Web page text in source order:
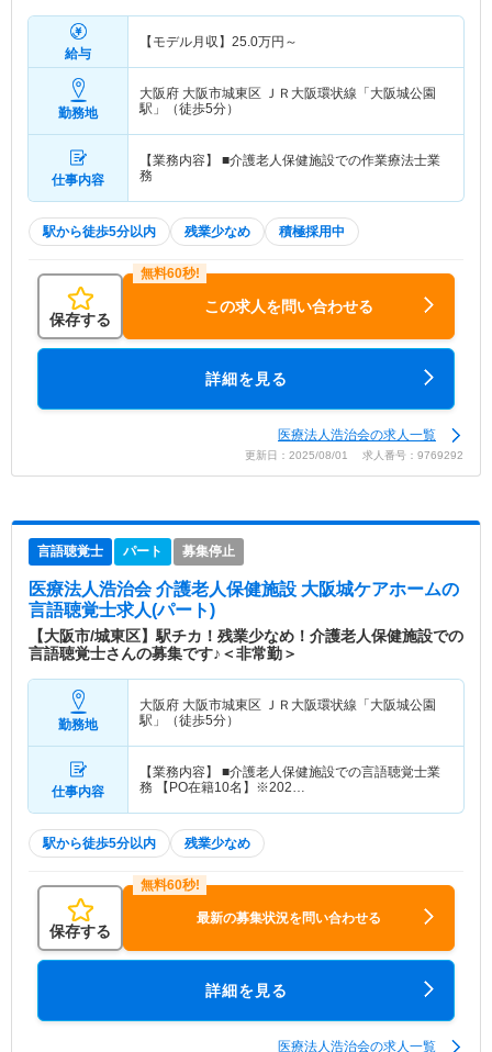
給与
【モデル月収】 25.0万円～
勤務地
大阪府 大阪市城東区
ＪＲ大阪環状線「大阪城公園
駅」（徒歩5分）
仕事内容
【業務内容】 ■介護老人保健施設での作業療法士業
務
駅から徒歩5分以内 残業少なめ 積極採用中
保存する
この求人を問い合わせる
詳細を見る
医療法人浩治会の求人一覧
更新日：2025/08/01 求人番号：9769292
言語聴覚士 パート 募集停止
医療法人浩治会 介護老人保健施設 大阪城ケアホームの
言語聴覚士求人(パート)
【大阪市/城東区】駅チカ！残業少なめ！介護老人保健施設での
言語聴覚士さんの募集です♪＜非常勤＞
勤務地
大阪府 大阪市城東区
ＪＲ大阪環状線「大阪城公園
駅」（徒歩5分）
仕事内容
【業務内容】 ■介護老人保健施設での言語聴覚士業
務 【PO在籍10名】※202…
駅から徒歩5分以内 残業少なめ
保存する
最新の募集状況を問い合わせる
詳細を見る
医療法人浩治会の求人一覧